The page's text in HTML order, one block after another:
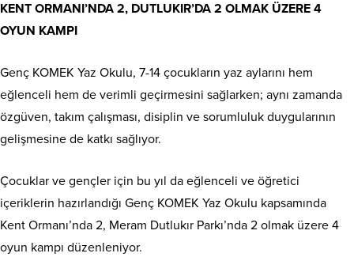
KENT ORMANI’NDA 2, DUTLUKIR’DA 2 OLMAK ÜZERE 4
OYUN KAMPI
Genç KOMEK Yaz Okulu, 7-14 çocukların yaz aylarını hem
eğlenceli hem de verimli geçirmesini sağlarken; aynı zamanda
özgüven, takım çalışması, disiplin ve sorumluluk duygularının
gelişmesine de katkı sağlıyor.
Çocuklar ve gençler için bu yıl da eğlenceli ve öğretici
içeriklerin hazırlandığı Genç KOMEK Yaz Okulu kapsamında
Kent Ormanı’nda 2, Meram Dutlukır Parkı’nda 2 olmak üzere 4
oyun kampı düzenleniyor.